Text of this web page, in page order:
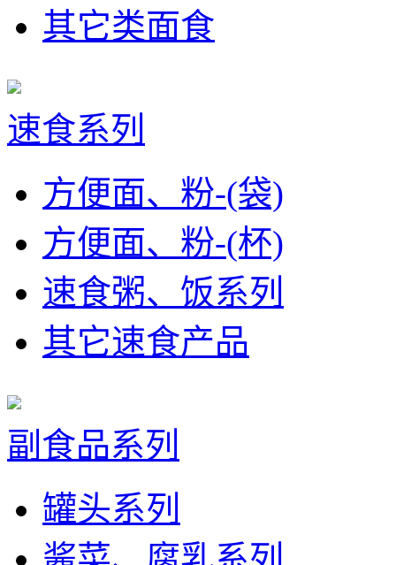
其它类面食
速食系列
方便面、粉-(袋)
方便面、粉-(杯)
速食粥、饭系列
其它速食产品
副食品系列
罐头系列